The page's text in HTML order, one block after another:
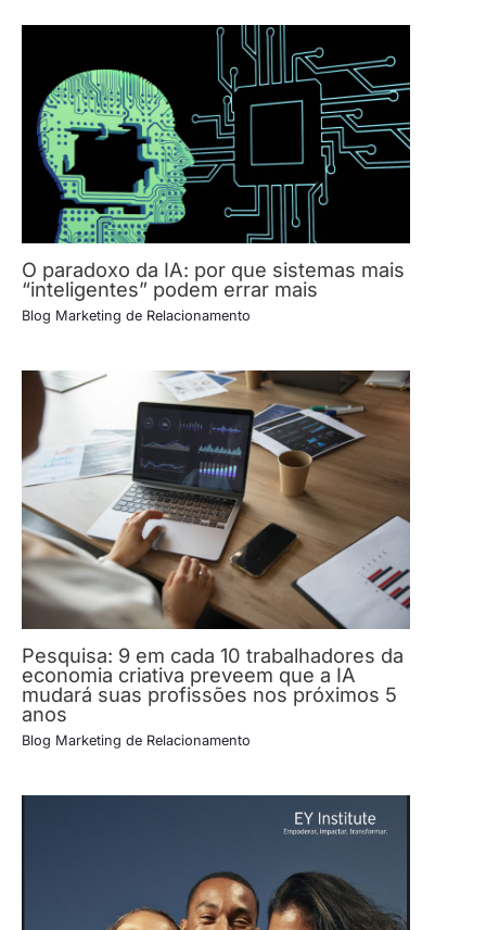
O paradoxo da IA: por que sistemas mais
“inteligentes” podem errar mais
Blog Marketing de Relacionamento
Pesquisa: 9 em cada 10 trabalhadores da
economia criativa preveem que a IA
mudará suas profissões nos próximos 5
anos
Blog Marketing de Relacionamento